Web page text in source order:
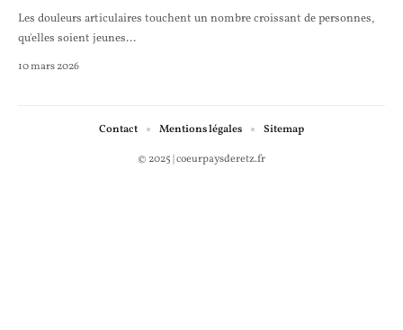
Les douleurs articulaires touchent un nombre croissant de personnes,
qu'elles soient jeunes…
10 mars 2026
© 2025 | coeurpaysderetz.fr
Contact Mentions légales Sitemap